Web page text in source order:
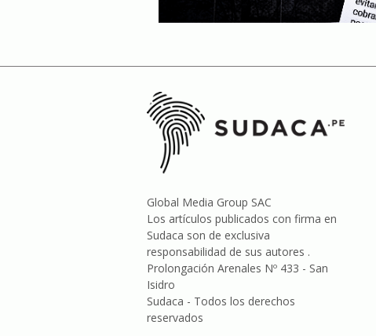
Global Media Group SAC
Los artículos publicados con firma en
Sudaca son de exclusiva
responsabilidad de sus autores .
Prolongación Arenales Nº 433 - San
Isidro
Sudaca - Todos los derechos
reservados